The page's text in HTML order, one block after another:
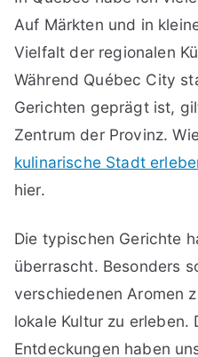
Auf Märkten und in
Vielfalt der regionalen
Während Québec City
Gerichten geprägt ist,
Zentrum der Provinz.
kulinarische Stadt
hier.
Die typischen Gerichte
überrascht. Besonders
verschiedenen Aromen
lokale Kultur zu erleben.
Entdeckungen haben